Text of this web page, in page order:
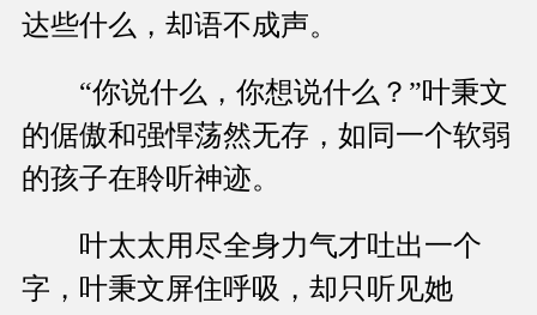
达些什么，却语不成声。
“你说什么，你想说什么？”叶秉文
的倨傲和强悍荡然无存，如同一个软弱
的孩子在聆听神迹。
叶太太用尽全身力气才吐出一个
字，叶秉文屏住呼吸，却只听见她